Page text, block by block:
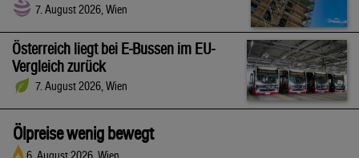
7. August 2026, Wien
Österreich liegt bei E-Bussen im EU-
Vergleich zurück
7. August 2026, Wien
Ölpreise wenig bewegt